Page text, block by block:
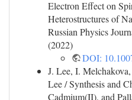
Electron Effect on
Heterostructures of
Russian Physics
(2022)
DOI:
J. Lee, I.
Lee / Synthesis and
Cadmium(II), and